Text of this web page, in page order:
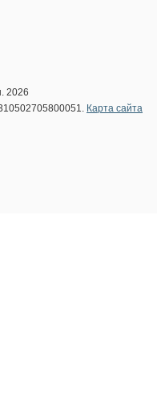
2026
Карта сайта